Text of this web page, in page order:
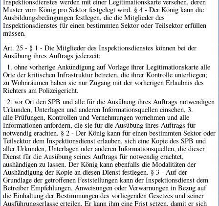
Muster vom König pro Sektor festgelegt wird. § 4 - Der König kann die
Ausbildungsbedingungen festlegen, die die Mitglieder des
Inspektionsdienstes für einen bestimmten Sektor oder Teilsektor erfüllen
müssen.
Art. 25 - § 1 - Die Mitglieder des Inspektionsdienstes können bei der
Ausübung ihres Auftrags jederzeit:
1. ohne vorherige Ankündigung auf Vorlage ihrer Legitimationskarte alle
Orte der kritischen Infrastruktur betreten, die ihrer Kontrolle unterliegen;
zu Wohnräumen haben sie nur Zugang mit der vorherigen Erlaubnis des
Richters am Polizeigericht.
2. vor Ort den SPB und alle für die Ausübung ihres Auftrags notwendigen
Urkunden, Unterlagen und anderen Informationsquellen einsehen, 3.
alle Prüfungen, Kontrollen und Vernehmungen vornehmen und alle
Informationen anfordern, die sie für die Ausübung ihres Auftrags für
notwendig erachten. § 2 - Der König kann für einen bestimmten Sektor oder
Teilsektor dem Inspektionsdienst erlauben, sich eine Kopie des SPB und
aller Urkunden, Unterlagen oder anderen Informationsquellen, die dieser
Dienst für die Ausübung seines Auftrags für notwendig erachtet,
aushändigen zu lassen. Der König kann ebenfalls die Modalitäten der
Aushändigung der Kopie an diesen Dienst festlegen. § 3 - Auf der
Grundlage der getroffenen Feststellungen kann der Inspektionsdienst dem
Betreiber Empfehlungen, Anweisungen oder Verwarnungen in Bezug auf
die Einhaltung der Bestimmungen des vorliegenden Gesetzes und seiner
Ausführungserlasse erteilen. Er kann ihm eine Frist setzen, damit er sich